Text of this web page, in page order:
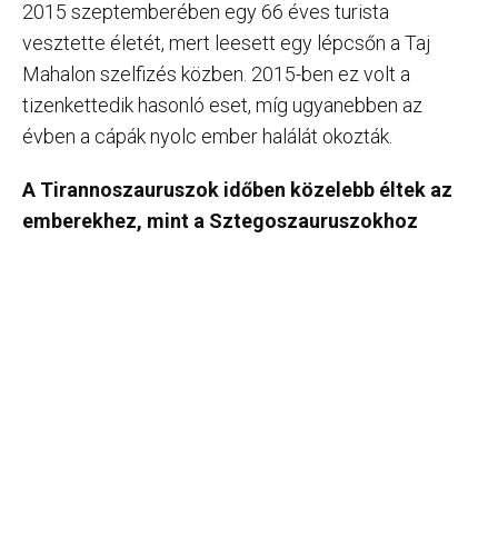
2015 szeptemberében egy 66 éves turista
vesztette életét, mert leesett egy lépcsőn a Taj
Mahalon szelfizés közben. 2015-ben ez volt a
tizenkettedik hasonló eset, míg ugyanebben az
évben a cápák nyolc ember halálát okozták.
A Tirannoszauruszok időben közelebb éltek az
emberekhez, mint a Sztegoszauruszokhoz